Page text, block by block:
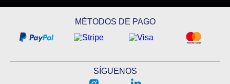
MÉTODOS DE PAGO
SÍGUENOS